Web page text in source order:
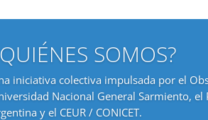
SOMOS?
iniciativa colectiva impulsada por el
Nacional General Sarmiento, el
y el CEUR / CONICET.